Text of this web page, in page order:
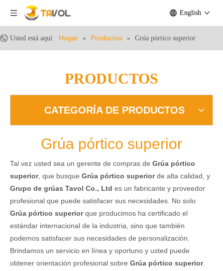
English
Usted está aquí: Hogar » Productos » Grúa pórtico superior
PRODUCTOS
CATEGORÍA DE PRODUCTOS
Grúa pórtico superior
Tal vez usted sea un gerente de compras de Grúa pórtico
superior, que busque Grúa pórtico superiorde alta calidad, y
Grupo de grúas Tavol Co., Ltd es un fabricante y proveedor
profesional que puede satisfacer sus necesidades. No solo
Grúa pórtico superiorque producimos ha certificado el
estándar internacional de la industria, sino que también
podemos satisfacer sus necesidades de personalización.
Brindamos un servicio en línea y oportuno y usted puede
obtener orientación profesional sobre Grúa pórtico superior.